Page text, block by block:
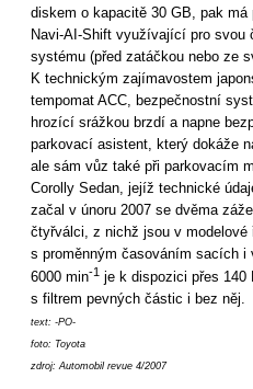
diskem o kapacitě 30 GB, pak
Navi-AI-Shift využívající pro svou
systému (před zatáčkou nebo ze
K technickým zajímavostem
tempomat ACC, bezpečnostní
hrozící srážkou brzdí a napne
parkovací asistent, který dokáže
ale sám vůz také při parkovacím
Corolly Sedan, jejíž technické
začal v únoru 2007 se dvěma
čtyřválci, z nichž jsou v modelové
s proměnným časováním sacích i
6000 min-1 je k dispozici přes 140
s filtrem pevných částic i bez něj.
text: -PO-
foto: Toyota
zdroj: Automobil revue 4/2007